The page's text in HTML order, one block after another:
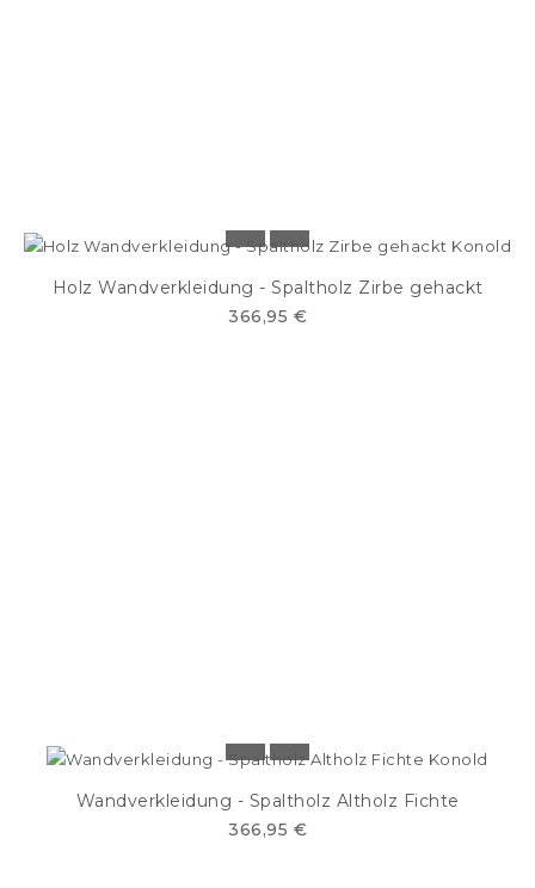
Holz Wandverkleidung - Spaltholz Zirbe gehackt
366,95 €
Wandverkleidung - Spaltholz Altholz Fichte
366,95 €